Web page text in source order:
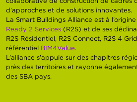
d’approches et de solutions innovantes.
La Smart Buildings Alliance est à
Ready 2 Services (R2S) et de ses
R2S Résidentiel, R2S Connect, R2S 4
référentiel BIM4Value.
L’alliance s’appuie sur des chapitres
près des territoires et rayonne
des SBA pays.